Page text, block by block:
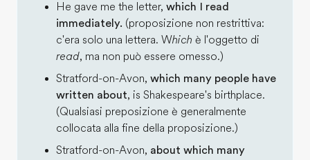
He gave me the letter, which I read
immediately. (proposizione non restrittiva:
c'era solo una lettera. Which è l'oggetto di
read, ma non può essere omesso.)
Stratford-on-Avon, which many people have
written about, is Shakespeare's birthplace.
(Qualsiasi preposizione è generalmente
collocata alla fine della proposizione.)
Stratford-on-Avon, about which many